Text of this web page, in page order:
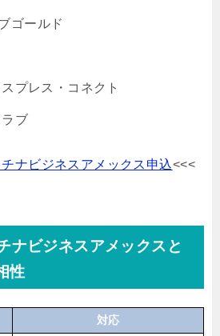
ゴールド
プレス・コネクト
ブ
ナビジネスアメックス申込<<<
ナビジネスアメックスと
性
対応